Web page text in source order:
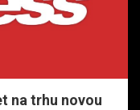
na trhu novou